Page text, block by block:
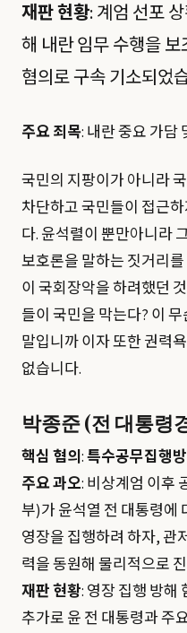
재판 현황: 계엄 선포
해 내란 임무 수행을
혐의로 구속 기소되었
주요 죄목: 내란 중요 가담
국민의 지팡이가 아니라
차단하고 국민들이 접근
다. 윤석렬이 뿐만아니라
보호론을 말하는 짓거리
이 국회장악을 하려했던
들이 국민을 막는다? 이
말입니까 이자 또한 권력
없습니다.
박종준 (전 대통령
핵심 혐의 :특수공무집행
주요 과오: 비상계엄 이후
부)가 윤석열 전 대통령에
영장을 집행하려 하자, 관
력을 동원해 물리적으로
재판 현황: 영장 집행 방해
추가로 윤 전 대통령과 주